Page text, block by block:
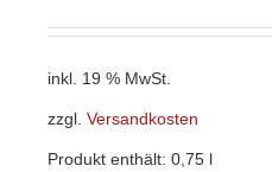
inkl. 19 % MwSt.
zzgl. Versandkosten
Produkt enthält: 0,75 l